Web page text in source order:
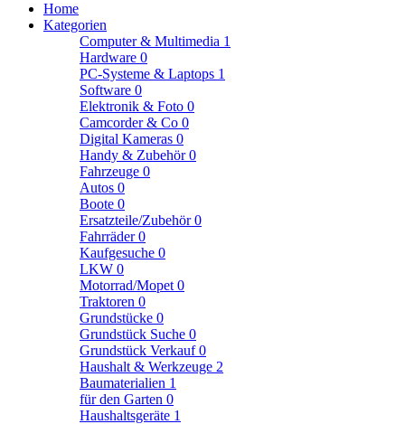
Home
Kategorien
Computer & Multimedia 1
Hardware 0
PC-Systeme & Laptops 1
Software 0
Elektronik & Foto 0
Camcorder & Co 0
Digital Kameras 0
Handy & Zubehör0
Fahrzeuge 0
Autos 0
Boote 0
Ersatzteile/Zubehör0
Fahrräder0
Kaufgesuche 0
LKW 0
Motorrad/Mopet 0
Traktoren 0
Grundstücke 0
Grundstück Suche 0
Grundstück Verkauf0
Haushalt & Werkzeuge 2
Baumaterialien 1
für den Garten 0
Haushaltsgeräte 1